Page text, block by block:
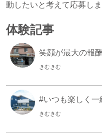
動したいと考えて応募しま
体験記事
笑顔が最大の報酬
きむきむ
#いつも楽しく一
きむきむ